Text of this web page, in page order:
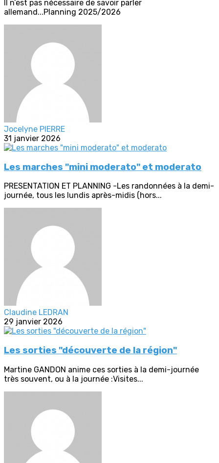
Il n’est pas nécessaire de savoir parler
allemand...Planning 2025/2026
Jocelyne PIERRE
31 janvier 2026
Les marches "mini moderato" et moderato
PRESENTATION ET PLANNING -Les randonnées à la demi-
journée, tous les lundis après-midis (hors...
Claudine LEDRAN
29 janvier 2026
Les sorties "découverte de la région"
Martine GANDON anime ces sorties à la demi-journée
très souvent, ou à la journée :Visites...